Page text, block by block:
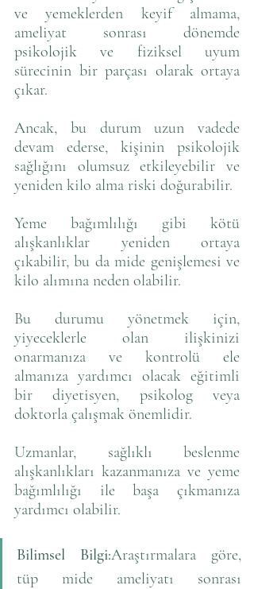
ve yemeklerden keyif almama,
ameliyat sonrası dönemde
psikolojik ve fiziksel uyum
sürecinin bir parçası olarak ortaya
çıkar.
Ancak, bu durum uzun vadede
devam ederse, kişinin psikolojik
sağlığını olumsuz etkileyebilir ve
yeniden kilo alma riski doğurabilir.
Yeme bağımlılığı gibi kötü
alışkanlıklar yeniden ortaya
çıkabilir, bu da mide genişlemesi ve
kilo alımına neden olabilir.
Bu durumu yönetmek için,
yiyeceklerle olan ilişkinizi
onarmanıza ve kontrolü ele
almanıza yardımcı olacak eğitimli
bir diyetisyen, psikolog veya
doktorla çalışmak önemlidir.
Uzmanlar, sağlıklı beslenme
alışkanlıkları kazanmanıza ve yeme
bağımlılığı ile başa çıkmanıza
yardımcı olabilir.
Bilimsel Bilgi:Araştırmalara göre,
tüp mide ameliyatı sonrası